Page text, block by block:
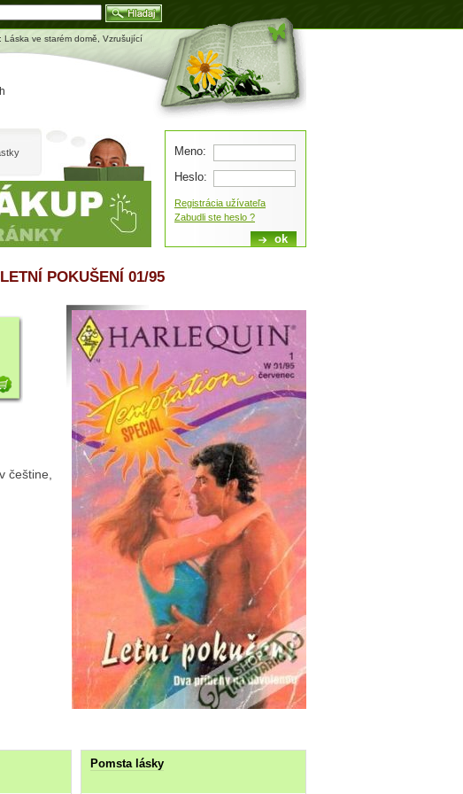
: Láska ve starém domě, Vzrušující
POKUŠENÍ 01/95
češtine,
Pomsta lásky
Meno:
Heslo:
Registrácia užívateľa
Zabudli ste heslo ?